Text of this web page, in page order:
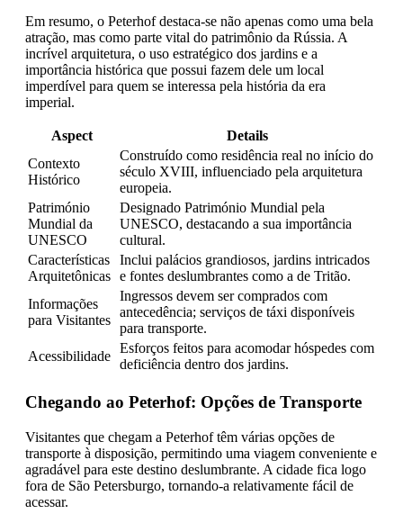
Em resumo, o Peterhof destaca-se não apenas como uma bela
atração, mas como parte vital do patrimônio da Rússia. A
incrível arquitetura, o uso estratégico dos jardins e a
importância histórica que possui fazem dele um local
imperdível para quem se interessa pela história da era
imperial.
Aspect
Details
Contexto
Histórico
Construído como residência real no início do
século XVIII, influenciado pela arquitetura
europeia.
Património
Mundial da
UNESCO
Designado Património Mundial pela
UNESCO, destacando a sua importância
cultural.
Características
Arquitetônicas
Inclui palácios grandiosos, jardins intricados
e fontes deslumbrantes como a de Tritão.
Informações
para Visitantes
Ingressos devem ser comprados com
antecedência; serviços de táxi disponíveis
para transporte.
Acessibilidade
Esforços feitos para acomodar hóspedes com
deficiência dentro dos jardins.
Chegando ao Peterhof: Opções de Transporte
Visitantes que chegam a Peterhof têm várias opções de
transporte à disposição, permitindo uma viagem conveniente e
agradável para este destino deslumbrante. A cidade fica logo
fora de São Petersburgo, tornando-a relativamente fácil de
acessar.